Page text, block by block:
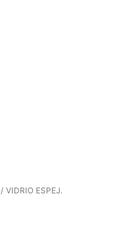
/ VIDRIO ESPEJ.